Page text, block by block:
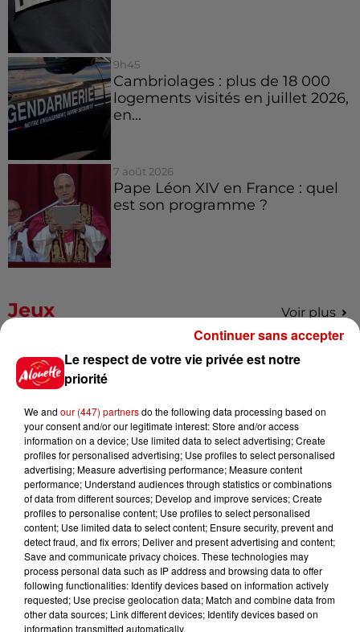
9h45
Cambriolages : plus de 18 000
logements visités en juillet 2026,
en...
7 août 2026
Pape Léon XIV en France : quel
est son programme ?
Jeux Voir plus
Gagnez vos places pour le
festival Marché Gourmand 2026
Le Duel - Gagnez vos entrées
pour l'un des zoos de nos
régions !
Destination Vacances - Gagnez
votre séjour en famille au cœur
de la...
Le respect de votre vie privée est notre
priorité
We and our (447) partnersdo the following data processing based on
your consent and/or our legitimate interest: Store and/or access
information on a device; Use limited data to select advertising; Create
profiles for personalised advertising; Use profiles to select personalised
advertising; Measure advertising performance; Measure content
performance; Understand audiences through statistics or combinations
of data from different sources; Develop and improve services; Create
profiles to personalise content; Use profiles to select personalised
content; Use limited data to select content; Ensure security, prevent and
detect fraud, and fix errors; Deliver and present advertising and content;
Save and communicate privacy choices. These technologies may
process personal data such as IP address and browsing data to offer
following functionalities: Identify devices based on information actively
requested; Use precise geolocation data; Match and combine data from
other data sources; Link different devices; Identify devices based on
information transmitted automatically.
Continuer sans accepter